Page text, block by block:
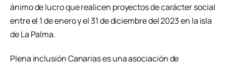
ánimo de lucro que realicen proyectos de carácter social
entre el 1 de enero y el 31 de diciembre del 2023 en la isla
de La Palma.
Plena inclusión Canarias es una asociación de